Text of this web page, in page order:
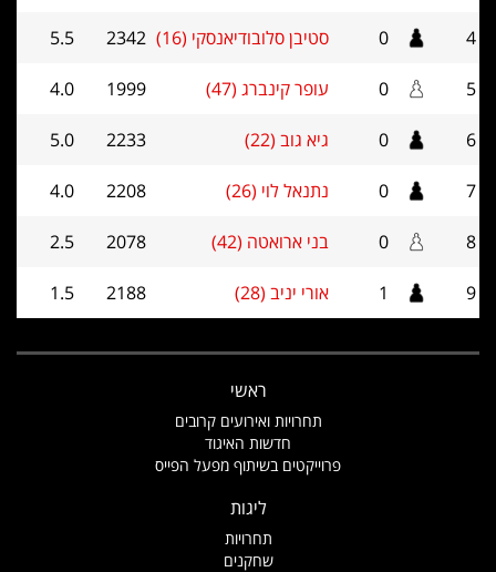
4
0 סטיבן סלובודיאנסקי (16) 2342
5.5
5
0 עופר קינברג (47) 1999
4.0
6
0 גיא גוב (22) 2233
5.0
7
0 נתנאל לוי (26) 2208
4.0
8
0 בני ארואטה (42) 2078
2.5
9
1 אורי יניב (28) 2188
1.5
ראשי
תחרויות ואירועים קרובים
חדשות האיגוד
פרוייקטים בשיתוף מפעל הפייס
ליגות
תחרויות
שחקנים